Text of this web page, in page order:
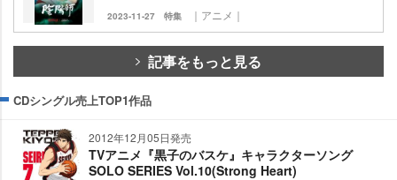
2023-11-27 特集 ｜アニメ｜
記事をもっと見る
CDシングル売上TOP1作品
2012年12月05日発売
TVアニメ『黒子のバスケ』キャラクターソング
SOLO SERIES Vol.10(Strong Heart)